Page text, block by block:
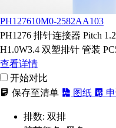
PH127610M0-2582AA103
PH1276 排针连接器 Pitch
H1.0W3.4 双塑排针 管装
查看详情
开始对比
保存至清单
图纸
排数: 双排